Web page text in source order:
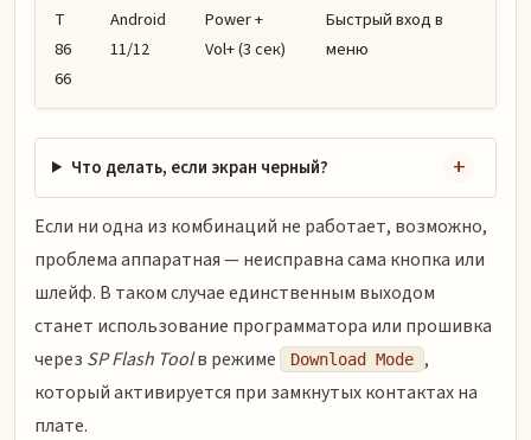
T
86
66
Android
11/12
Power +
Vol+ (3 сек)
Быстрый вход в
меню
Что делать, если экран черный?
Если ни одна из комбинаций не работает, возможно,
проблема аппаратная — неисправна сама кнопка или
шлейф. В таком случае единственным выходом
станет использование программатора или прошивка
через SP Flash Toolв режиме Download Mode
,
который активируется при замкнутых контактах на
плате.